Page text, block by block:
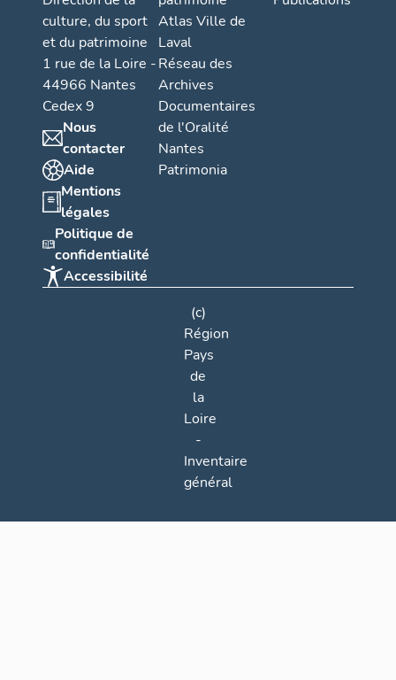
culture, du sport
et du patrimoine
1 rue de la Loire -
44966 Nantes
Cedex 9
Nous
contacter
Aide
Mentions
légales
Politique de
confidentialité
Accessibilité
Atlas Ville de
Laval
Réseau des
Archives
Documentaires
de l'Oralité
Nantes
Patrimonia
(c)
Région
Pays
de
la
Loire
-
Inventaire
général